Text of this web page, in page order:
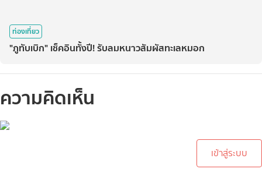
ท่องเที่ยว
"ภูทับเบิก" เช็คอินทั้งปี! รับลมหนาวสัมผัสทะเลหมอก
ความคิดเห็น
เข้าสู่ระบบ